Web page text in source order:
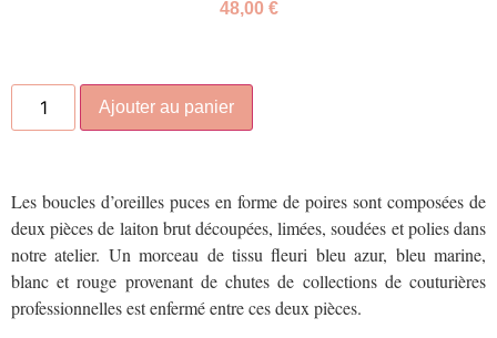
48,00 €
Ajouter au panier
Les boucles d’oreilles puces en forme de poires sont composées de
deux pièces de laiton brut découpées, limées, soudées et polies dans
notre atelier. Un morceau de tissu fleuri bleu azur, bleu marine,
blanc et rouge provenant de chutes de collections de couturières
professionnelles est enfermé entre ces deux pièces.